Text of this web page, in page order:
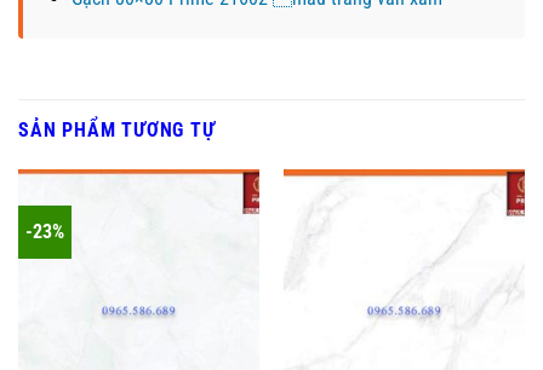
SẢN PHẨM TƯƠNG TỰ
-23%